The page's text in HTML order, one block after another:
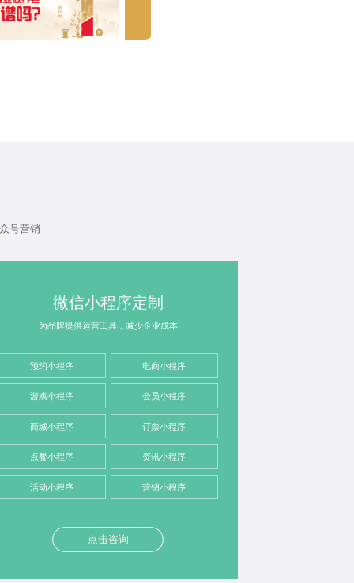
号营销
微信小程序定制
为品牌提供运营工具，减少企业成本
预约小程序 电商小程序
游戏小程序 会员小程序
商城小程序 订票小程序
点餐小程序 资讯小程序
活动小程序 营销小程序
点击咨询